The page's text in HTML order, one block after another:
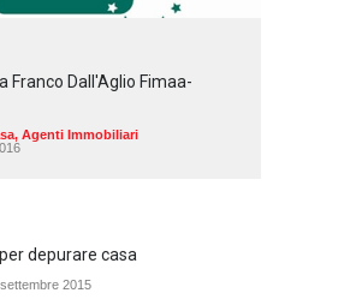
Franco Dall'Aglio Fimaa-
, Agenti Immobiliari
depurare casa
2015